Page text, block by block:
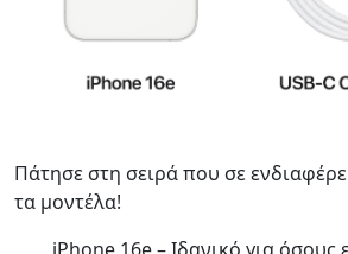
Πάτησε στη σειρά που σε
τα μοντέλα!